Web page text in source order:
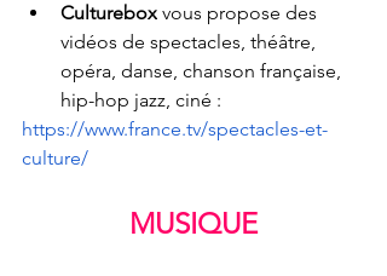
Culturebox vous propose des
vidéos de spectacles, théâtre,
opéra, danse, chanson française,
hip-hop jazz, ciné :
https://www.france.tv/spectacles-et-
culture/
MUSIQUE